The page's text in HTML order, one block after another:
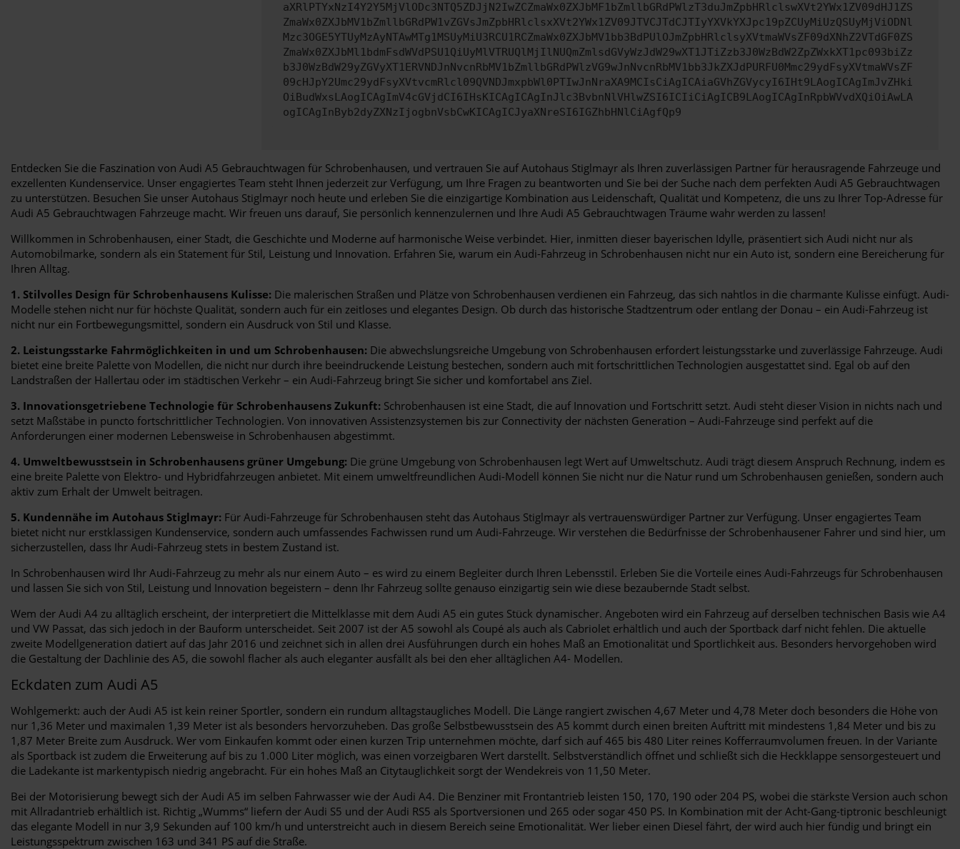
aXRlPTYxNzI4Y2Y5MjVlODc3NTQ5ZDJjN2IwZCZmaWx0ZXJbMF1bZmllbGRdPWlzT3duJmZpbHRlclswXVt2YWx1ZV09dHJ1ZS
ZmaWx0ZXJbMV1bZmllbGRdPW1vZGVsJmZpbHRlclsxXVt2YWx1ZV09JTVCJTdCJTIyYXVkYXJpc19pZCUyMiUzQSUyMjViODNl
Mzc3OGE5YTUyMzAyNTAwMTg1MSUyMiU3RCU1RCZmaWx0ZXJbMV1bb3BdPUlOJmZpbHRlclsyXVtmaWVsZF09dXNhZ2VTdGF0ZS
ZmaWx0ZXJbMl1bdmFsdWVdPSU1QiUyMlVTRUQlMjIlNUQmZmlsdGVyWzJdW29wXT1JTiZzb3J0WzBdW2ZpZWxkXT1pc093biZz
b3J0WzBdW29yZGVyXT1ERVNDJnNvcnRbMV1bZmllbGRdPWlzVG9wJnNvcnRbMV1bb3JkZXJdPURFU0Mmc29ydFsyXVtmaWVsZF
09cHJpY2Umc29ydFsyXVtvcmRlcl09QVNDJmxpbWl0PTIwJnNraXA9MCIsCiAgICAiaGVhZGVycyI6IHt9LAogICAgImJvZHki
OiBudWxsLAogICAgImV4cGVjdCI6IHsKICAgICAgInJlc3BvbnNlVHlwZSI6ICIiCiAgICB9LAogICAgInRpbWVvdXQiOiAwLA
ogICAgInByb2dyZXNzIjogbnVsbCwKICAgICJyaXNreSI6IGZhbHNlCiAgfQp9
Entdecken Sie die Faszination von Audi A5 Gebrauchtwagen für Schrobenhausen, und vertrauen Sie auf Autohaus Stiglmayr als Ihren zuverlässigen Partner für herausragende Fahrzeuge und
exzellenten Kundenservice. Unser engagiertes Team steht Ihnen jederzeit zur Verfügung, um Ihre Fragen zu beantworten und Sie bei der Suche nach dem perfekten Audi A5 Gebrauchtwagen
zu unterstützen. Besuchen Sie unser Autohaus Stiglmayr noch heute und erleben Sie die einzigartige Kombination aus Leidenschaft, Qualität und Kompetenz, die uns zu Ihrer Top-Adresse für
Audi A5 Gebrauchtwagen Fahrzeuge macht. Wir freuen uns darauf, Sie persönlich kennenzulernen und Ihre Audi A5 Gebrauchtwagen Träume wahr werden zu lassen!
Willkommen in Schrobenhausen, einer Stadt, die Geschichte und Moderne auf harmonische Weise verbindet. Hier, inmitten dieser bayerischen Idylle, präsentiert sich Audi nicht nur als
Automobilmarke, sondern als ein Statement für Stil, Leistung und Innovation. Erfahren Sie, warum ein Audi-Fahrzeug in Schrobenhausen nicht nur ein Auto ist, sondern eine Bereicherung für
Ihren Alltag.
1. Stilvolles Design für Schrobenhausens Kulisse: Die malerischen Straßen und Plätze von Schrobenhausen verdienen ein Fahrzeug, das sich nahtlos in die charmante Kulisse einfügt. Audi-
Modelle stehen nicht nur für höchste Qualität, sondern auch für ein zeitloses und elegantes Design. Ob durch das historische Stadtzentrum oder entlang der Donau – ein Audi-Fahrzeug ist
nicht nur ein Fortbewegungsmittel, sondern ein Ausdruck von Stil und Klasse.
2. Leistungsstarke Fahrmöglichkeiten in und um Schrobenhausen: Die abwechslungsreiche Umgebung von Schrobenhausen erfordert leistungsstarke und zuverlässige Fahrzeuge. Audi
bietet eine breite Palette von Modellen, die nicht nur durch ihre beeindruckende Leistung bestechen, sondern auch mit fortschrittlichen Technologien ausgestattet sind. Egal ob auf den
Landstraßen der Hallertau oder im städtischen Verkehr – ein Audi-Fahrzeug bringt Sie sicher und komfortabel ans Ziel.
3. Innovationsgetriebene Technologie für Schrobenhausens Zukunft: Schrobenhausen ist eine Stadt, die auf Innovation und Fortschritt setzt. Audi steht dieser Vision in nichts nach und
setzt Maßstäbe in puncto fortschrittlicher Technologien. Von innovativen Assistenzsystemen bis zur Connectivity der nächsten Generation – Audi-Fahrzeuge sind perfekt auf die
Anforderungen einer modernen Lebensweise in Schrobenhausen abgestimmt.
4. Umweltbewusstsein in Schrobenhausens grüner Umgebung: Die grüne Umgebung von Schrobenhausen legt Wert auf Umweltschutz. Audi trägt diesem Anspruch Rechnung, indem es
eine breite Palette von Elektro- und Hybridfahrzeugen anbietet. Mit einem umweltfreundlichen Audi-Modell können Sie nicht nur die Natur rund um Schrobenhausen genießen, sondern auch
aktiv zum Erhalt der Umwelt beitragen.
5. Kundennähe im Autohaus Stiglmayr: Für Audi-Fahrzeuge für Schrobenhausen steht das Autohaus Stiglmayr als vertrauenswürdiger Partner zur Verfügung. Unser engagiertes Team
bietet nicht nur erstklassigen Kundenservice, sondern auch umfassendes Fachwissen rund um Audi-Fahrzeuge. Wir verstehen die Bedürfnisse der Schrobenhausener Fahrer und sind hier, um
sicherzustellen, dass Ihr Audi-Fahrzeug stets in bestem Zustand ist.
In Schrobenhausen wird Ihr Audi-Fahrzeug zu mehr als nur einem Auto – es wird zu einem Begleiter durch Ihren Lebensstil. Erleben Sie die Vorteile eines Audi-Fahrzeugs für Schrobenhausen
und lassen Sie sich von Stil, Leistung und Innovation begeistern – denn Ihr Fahrzeug sollte genauso einzigartig sein wie diese bezaubernde Stadt selbst.
Wem der Audi A4 zu alltäglich erscheint, der interpretiert die Mittelklasse mit dem Audi A5 ein gutes Stück dynamischer. Angeboten wird ein Fahrzeug auf derselben technischen Basis wie A4
und VW Passat, das sich jedoch in der Bauform unterscheidet. Seit 2007 ist der A5 sowohl als Coupé als auch als Cabriolet erhältlich und auch der Sportback darf nicht fehlen. Die aktuelle
zweite Modellgeneration datiert auf das Jahr 2016 und zeichnet sich in allen drei Ausführungen durch ein hohes Maß an Emotionalität und Sportlichkeit aus. Besonders hervorgehoben wird
die Gestaltung der Dachlinie des A5, die sowohl flacher als auch eleganter ausfällt als bei den eher alltäglichen A4- Modellen.
Eckdaten zum Audi A5
Wohlgemerkt: auch der Audi A5 ist kein reiner Sportler, sondern ein rundum alltagstaugliches Modell. Die Länge rangiert zwischen 4,67 Meter und 4,78 Meter doch besonders die Höhe von
nur 1,36 Meter und maximalen 1,39 Meter ist als besonders hervorzuheben. Das große Selbstbewusstsein des A5 kommt durch einen breiten Auftritt mit mindestens 1,84 Meter und bis zu
1,87 Meter Breite zum Ausdruck. Wer vom Einkaufen kommt oder einen kurzen Trip unternehmen möchte, darf sich auf 465 bis 480 Liter reines Kofferraumvolumen freuen. In der Variante
als Sportback ist zudem die Erweiterung auf bis zu 1.000 Liter möglich, was einen vorzeigbaren Wert darstellt. Selbstverständlich öffnet und schließt sich die Heckklappe sensorgesteuert und
die Ladekante ist markentypisch niedrig angebracht. Für ein hohes Maß an Citytauglichkeit sorgt der Wendekreis von 11,50 Meter.
Bei der Motorisierung bewegt sich der Audi A5 im selben Fahrwasser wie der Audi A4. Die Benziner mit Frontantrieb leisten 150, 170, 190 oder 204 PS, wobei die stärkste Version auch schon
mit Allradantrieb erhältlich ist. Richtig „Wumms“ liefern der Audi S5 und der Audi RS5 als Sportversionen und 265 oder sogar 450 PS. In Kombination mit der Acht-Gang-tiptronic beschleunigt
das elegante Modell in nur 3,9 Sekunden auf 100 km/h und unterstreicht auch in diesem Bereich seine Emotionalität. Wer lieber einen Diesel fährt, der wird auch hier fündig und bringt ein
Leistungsspektrum zwischen 163 und 341 PS auf die Straße.